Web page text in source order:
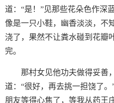
道：“是！”见那些花朵色作深
像是一只小鞋，幽香淡淡，不
浇了，果然不让粪水碰到花瓣
完。
那村女见他功夫做得妥善
道：“很好，再去挑一担饶了
朋友等得心焦了，等我从药王